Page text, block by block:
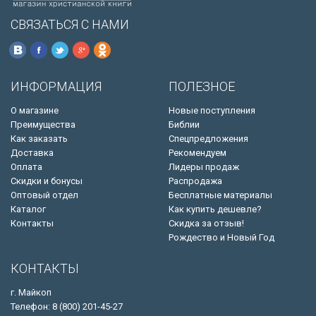
СВЯЗАТЬСЯ С НАМИ
ИНФОРМАЦИЯ
О магазине
Преимущества
Как заказать
Доставка
Оплата
Скидки и бонусы
Оптовый отдел
Каталог
Контакты
ПОЛЕЗНОЕ
Новые поступления
Библии
Спецпредложения
Рекомендуем
Лидеры продаж
Распродажа
Бесплатные материалы
Как купить дешевле?
Скидка за отзыв!
Рождество и Новый Год
КОНТАКТЫ
г. Майкоп
Телефон: 8 (800) 201-45-27